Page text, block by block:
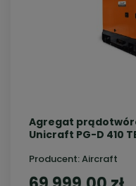
Agregat
Unicraft PG-D 410
Producent:Aircraft